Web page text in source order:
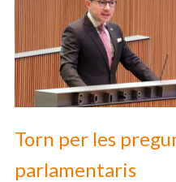
Torn per les
parlamentaris